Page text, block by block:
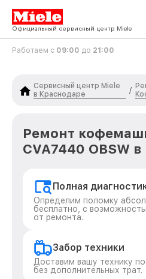
Официальный сервисный центр Miele
Работаем с 09:00 до 21:00
Сервисный центр Miele
в Краснодаре
/
Ремонт
CVA7440 OBSW
Полная
Определим поломку
бесплатно, с
от ремонта.
Забор техники
Доставим вашу технику
без дополнительных трат.